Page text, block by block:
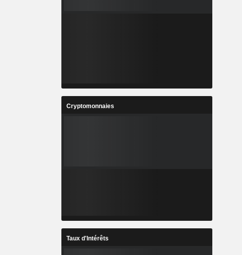
Cryptomonnaies
Taux d'Intérêts